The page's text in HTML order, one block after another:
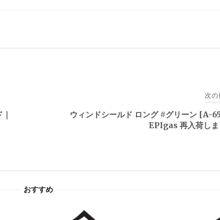
次
ウィンドシールド ロング #グリーン [A-
EPIgas 再入荷し
おすすめ